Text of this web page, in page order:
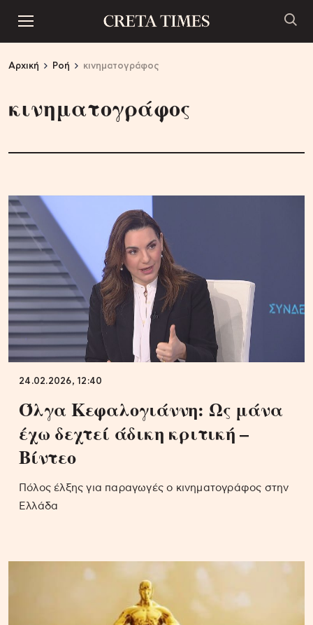
Αρχική Ροή κινηματογράφος
κινηματογράφος
24.02.2026, 12:40
Όλγα Κεφαλογιάννη: Ως μάνα
έχω δεχτεί άδικη κριτική –
Βίντεο
Πόλος έλξης για παραγωγές ο κινηματογράφος στην
Ελλάδα